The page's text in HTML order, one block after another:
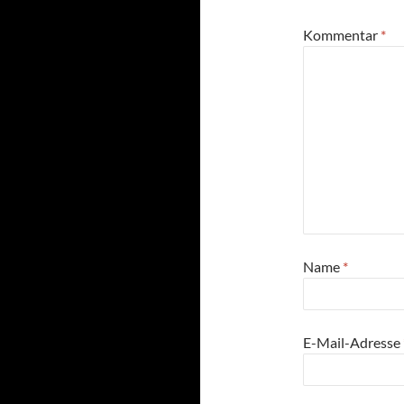
Kommentar *
Name *
E-Mail-Adresse